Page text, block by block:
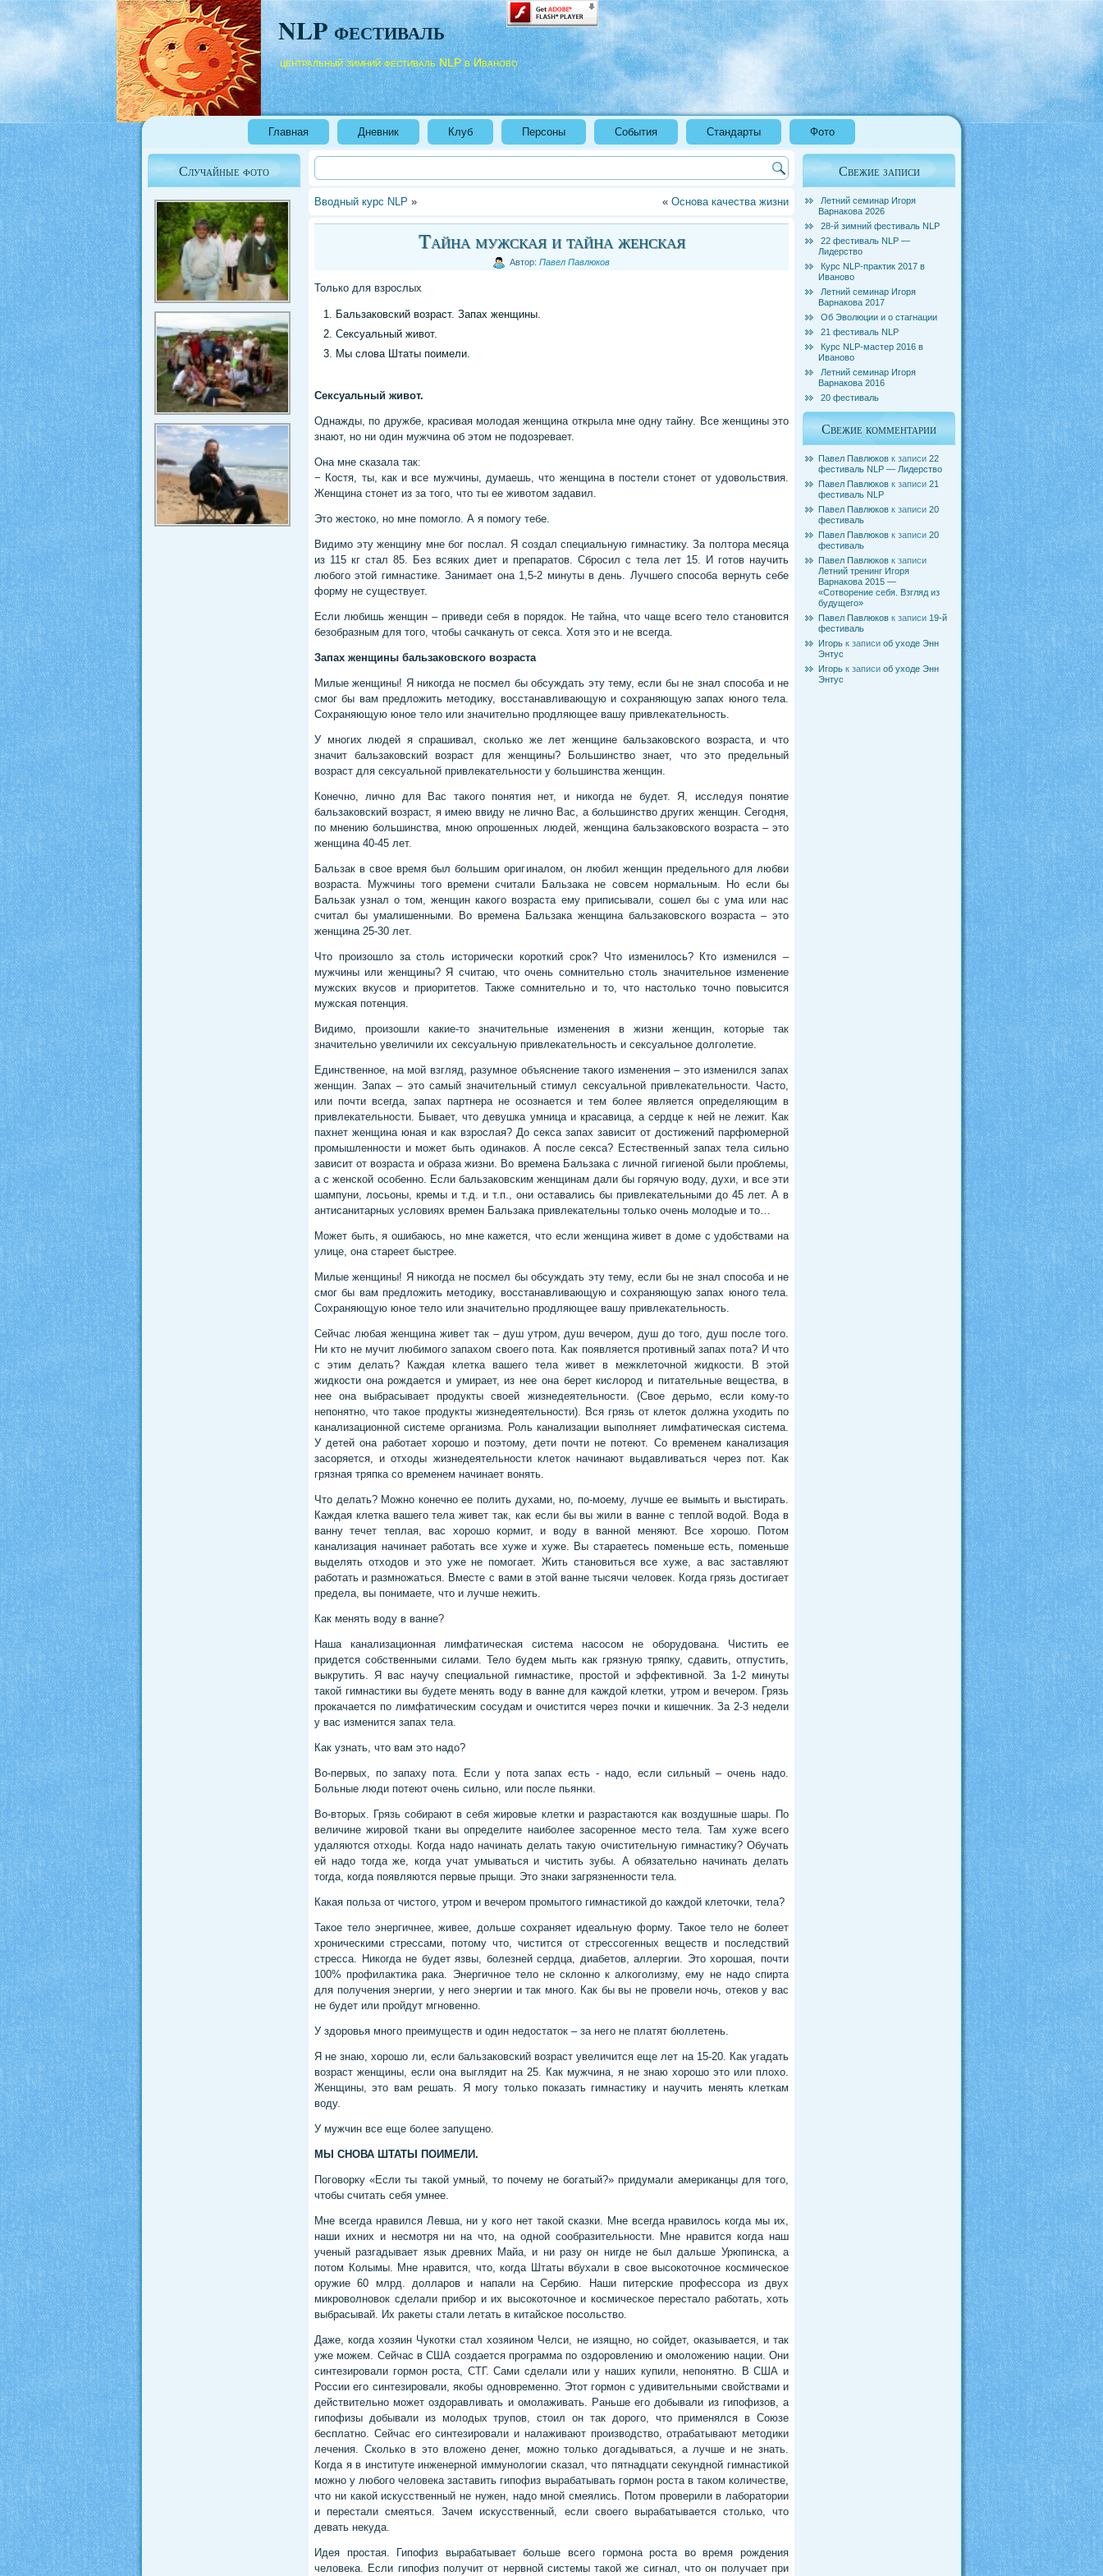
NLP фестиваль
центральный зимний фестиваль NLP в Иваново
Главная Дневник Клуб Персоны События Стандарты Фото
Случайные фото
Вводный курс NLP » « Основа качества жизни
Тайна мужская и тайна женская
Автор: Павел Павлюков
Только для взрослых
Бальзаковский возраст. Запах женщины.
Сексуальный живот.
Мы слова Штаты поимели.
Сексуальный живот.
Однажды, по дружбе, красивая молодая женщина открыла мне одну тайну. Все женщины это
знают, но ни один мужчина об этом не подозревает.
Она мне сказала так:
− Костя, ты, как и все мужчины, думаешь, что женщина в постели стонет от удовольствия.
Женщина стонет из за того, что ты ее животом задавил.
Это жестоко, но мне помогло. А я помогу тебе.
Видимо эту женщину мне бог послал. Я создал специальную гимнастику. За полтора месяца
из 115 кг стал 85. Без всяких диет и препаратов. Сбросил с тела лет 15. И готов научить
любого этой гимнастике. Занимает она 1,5-2 минуты в день. Лучшего способа вернуть себе
форму не существует.
Если любишь женщин – приведи себя в порядок. Не тайна, что чаще всего тело становится
безобразным для того, чтобы сачкануть от секса. Хотя это и не всегда.
Запах женщины бальзаковского возраста
Милые женщины! Я никогда не посмел бы обсуждать эту тему, если бы не знал способа и не
смог бы вам предложить методику, восстанавливающую и сохраняющую запах юного тела.
Сохраняющую юное тело или значительно продляющее вашу привлекательность.
У многих людей я спрашивал, сколько же лет женщине бальзаковского возраста, и что
значит бальзаковский возраст для женщины? Большинство знает, что это предельный
возраст для сексуальной привлекательности у большинства женщин.
Конечно, лично для Вас такого понятия нет, и никогда не будет. Я, исследуя понятие
бальзаковский возраст, я имею ввиду не лично Вас, а большинство других женщин. Сегодня,
по мнению большинства, мною опрошенных людей, женщина бальзаковского возраста – это
женщина 40-45 лет.
Бальзак в свое время был большим оригиналом, он любил женщин предельного для любви
возраста. Мужчины того времени считали Бальзака не совсем нормальным. Но если бы
Бальзак узнал о том, женщин какого возраста ему приписывали, сошел бы с ума или нас
считал бы умалишенными. Во времена Бальзака женщина бальзаковского возраста – это
женщина 25-30 лет.
Что произошло за столь исторически короткий срок? Что изменилось? Кто изменился –
мужчины или женщины? Я считаю, что очень сомнительно столь значительное изменение
мужских вкусов и приоритетов. Также сомнительно и то, что настолько точно повысится
мужская потенция.
Видимо, произошли какие-то значительные изменения в жизни женщин, которые так
значительно увеличили их сексуальную привлекательность и сексуальное долголетие.
Единственное, на мой взгляд, разумное объяснение такого изменения – это изменился запах
женщин. Запах – это самый значительный стимул сексуальной привлекательности. Часто,
или почти всегда, запах партнера не осознается и тем более является определяющим в
привлекательности. Бывает, что девушка умница и красавица, а сердце к ней не лежит. Как
пахнет женщина юная и как взрослая? До секса запах зависит от достижений парфюмерной
промышленности и может быть одинаков. А после секса? Естественный запах тела сильно
зависит от возраста и образа жизни. Во времена Бальзака с личной гигиеной были проблемы,
а с женской особенно. Если бальзаковским женщинам дали бы горячую воду, духи, и все эти
шампуни, лосьоны, кремы и т.д. и т.п., они оставались бы привлекательными до 45 лет. А в
антисанитарных условиях времен Бальзака привлекательны только очень молодые и то…
Может быть, я ошибаюсь, но мне кажется, что если женщина живет в доме с удобствами на
улице, она стареет быстрее.
Милые женщины! Я никогда не посмел бы обсуждать эту тему, если бы не знал способа и не
смог бы вам предложить методику, восстанавливающую и сохраняющую запах юного тела.
Сохраняющую юное тело или значительно продляющее вашу привлекательность.
Сейчас любая женщина живет так – душ утром, душ вечером, душ до того, душ после того.
Ни кто не мучит любимого запахом своего пота. Как появляется противный запах пота? И что
с этим делать? Каждая клетка вашего тела живет в межклеточной жидкости. В этой
жидкости она рождается и умирает, из нее она берет кислород и питательные вещества, в
нее она выбрасывает продукты своей жизнедеятельности. (Свое дерьмо, если кому-то
непонятно, что такое продукты жизнедеятельности). Вся грязь от клеток должна уходить по
канализационной системе организма. Роль канализации выполняет лимфатическая система.
У детей она работает хорошо и поэтому, дети почти не потеют. Со временем канализация
засоряется, и отходы жизнедеятельности клеток начинают выдавливаться через пот. Как
грязная тряпка со временем начинает вонять.
Что делать? Можно конечно ее полить духами, но, по-моему, лучше ее вымыть и выстирать.
Каждая клетка вашего тела живет так, как если бы вы жили в ванне с теплой водой. Вода в
ванну течет теплая, вас хорошо кормит, и воду в ванной меняют. Все хорошо. Потом
канализация начинает работать все хуже и хуже. Вы стараетесь поменьше есть, поменьше
выделять отходов и это уже не помогает. Жить становиться все хуже, а вас заставляют
работать и размножаться. Вместе с вами в этой ванне тысячи человек. Когда грязь достигает
предела, вы понимаете, что и лучше нежить.
Как менять воду в ванне?
Наша канализационная лимфатическая система насосом не оборудована. Чистить ее
придется собственными силами. Тело будем мыть как грязную тряпку, сдавить, отпустить,
выкрутить. Я вас научу специальной гимнастике, простой и эффективной. За 1-2 минуты
такой гимнастики вы будете менять воду в ванне для каждой клетки, утром и вечером. Грязь
прокачается по лимфатическим сосудам и очистится через почки и кишечник. За 2-3 недели
у вас изменится запах тела.
Как узнать, что вам это надо?
Во-первых, по запаху пота. Если у пота запах есть - надо, если сильный – очень надо.
Больные люди потеют очень сильно, или после пьянки.
Во-вторых. Грязь собирают в себя жировые клетки и разрастаются как воздушные шары. По
величине жировой ткани вы определите наиболее засоренное место тела. Там хуже всего
удаляются отходы. Когда надо начинать делать такую очистительную гимнастику? Обучать
ей надо тогда же, когда учат умываться и чистить зубы. А обязательно начинать делать
тогда, когда появляются первые прыщи. Это знаки загрязненности тела.
Какая польза от чистого, утром и вечером промытого гимнастикой до каждой клеточки, тела?
Такое тело энергичнее, живее, дольше сохраняет идеальную форму. Такое тело не болеет
хроническими стрессами, потому что, чистится от стрессогенных веществ и последствий
стресса. Никогда не будет язвы, болезней сердца, диабетов, аллергии. Это хорошая, почти
100% профилактика рака. Энергичное тело не склонно к алкоголизму, ему не надо спирта
для получения энергии, у него энергии и так много. Как бы вы не провели ночь, отеков у вас
не будет или пройдут мгновенно.
У здоровья много преимуществ и один недостаток – за него не платят бюллетень.
Я не знаю, хорошо ли, если бальзаковский возраст увеличится еще лет на 15-20. Как угадать
возраст женщины, если она выглядит на 25. Как мужчина, я не знаю хорошо это или плохо.
Женщины, это вам решать. Я могу только показать гимнастику и научить менять клеткам
воду.
У мужчин все еще более запущено.
МЫ СНОВА ШТАТЫ ПОИМЕЛИ.
Поговорку «Если ты такой умный, то почему не богатый?» придумали американцы для того,
чтобы считать себя умнее.
Мне всегда нравился Левша, ни у кого нет такой сказки. Мне всегда нравилось когда мы их,
наши ихних и несмотря ни на что, на одной сообразительности. Мне нравится когда наш
ученый разгадывает язык древних Майа, и ни разу он нигде не был дальше Урюпинска, а
потом Колымы. Мне нравится, что, когда Штаты вбухали в свое высокоточное космическое
оружие 60 млрд. долларов и напали на Сербию. Наши питерские профессора из двух
микроволновок сделали прибор и их высокоточное и космическое перестало работать, хоть
выбрасывай. Их ракеты стали летать в китайское посольство.
Даже, когда хозяин Чукотки стал хозяином Челси, не изящно, но сойдет, оказывается, и так
уже можем. Сейчас в США создается программа по оздоровлению и омоложению нации. Они
синтезировали гормон роста, СТГ. Сами сделали или у наших купили, непонятно. В США и
России его синтезировали, якобы одновременно. Этот гормон с удивительными свойствами и
действительно может оздоравливать и омолаживать. Раньше его добывали из гипофизов, а
гипофизы добывали из молодых трупов, стоил он так дорого, что применялся в Союзе
бесплатно. Сейчас его синтезировали и налаживают производство, отрабатывают методики
лечения. Сколько в это вложено денег, можно только догадываться, а лучше и не знать.
Когда я в институте инженерной иммунологии сказал, что пятнадцати секундной гимнастикой
можно у любого человека заставить гипофиз вырабатывать гормон роста в таком количестве,
что ни какой искусственный не нужен, надо мной смеялись. Потом проверили в лаборатории
и перестали смеяться. Зачем искусственный, если своего вырабатывается столько, что
девать некуда.
Идея простая. Гипофиз вырабатывает больше всего гормона роста во время рождения
человека. Если гипофиз получит от нервной системы такой же сигнал, что он получает при
Свежие записи
Летний семинар Игоря
Варнакова 2026
28-й зимний фестиваль NLP
22 фестиваль NLP —
Лидерство
Курс NLP-практик 2017 в
Иваново
Летний семинар Игоря
Варнакова 2017
Об Эволюции и о стагнации
21 фестиваль NLP
Курс NLP-мастер 2016 в
Иваново
Летний семинар Игоря
Варнакова 2016
20 фестиваль
Свежие комментарии
Павел Павлюков к записи 22
фестиваль NLP — Лидерство
Павел Павлюков к записи 21
фестиваль NLP
Павел Павлюков к записи 20
фестиваль
Павел Павлюков к записи 20
фестиваль
Павел Павлюков к записи
Летний тренинг Игоря
Варнакова 2015 —
«Сотворение себя. Взгляд из
будущего»
Павел Павлюков к записи 19-й
фестиваль
Игорь к записи об уходе Энн
Энтус
Игорь к записи об уходе Энн
Энтус